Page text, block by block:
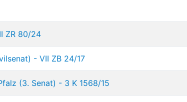
ZR 80/24
- VII ZB 24/17
(3. Senat) - 3 K 1568/15